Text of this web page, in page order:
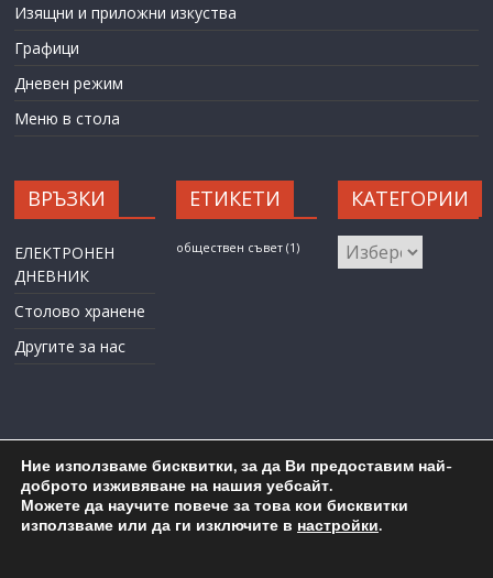
Изящни и приложни изкуства
Графици
Дневен режим
Меню в стола
ВРЪЗКИ
ЕЛЕКТРОНЕН
ДНЕВНИК
Столово хранене
Другите за нас
ЕТИКЕТИ
обществен съвет (1)
КАТЕГОРИИ
КАТЕГОРИИ
Карта на сайта Административен достъп
Copyright © 2026 ОУ "Любен Каравелов" гр. Бургас
Ние използваме бисквитки, за да Ви предоставим най-
доброто изживяване на нашия уебсайт.
Можете да научите повече за това кои бисквитки
използваме или да ги изключите в настройки.